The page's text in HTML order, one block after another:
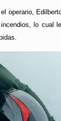
operario,
lo